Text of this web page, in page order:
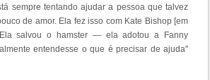
sempre tentando ajudar a pessoa que talvez
de amor. Ela fez isso com Kate Bishop [em
salvou o hamster — ela adotou a Fanny
entendesse o que é precisar de ajuda"